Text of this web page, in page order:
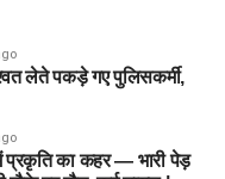
लेते पकड़े गए पुलिसकर्मी,
प्रकृति का कहर — भारी पेड़